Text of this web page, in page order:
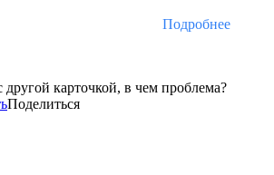
Подробнее
другой карточкой, в чем проблема?
Поделиться